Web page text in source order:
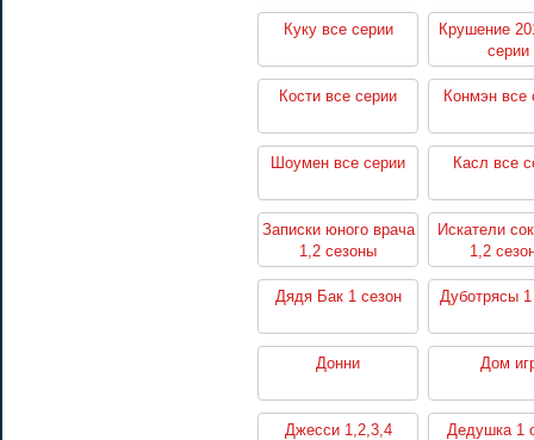
Куку все серии
Крушение
серии
Кости все серии Конмэн все
Шоумен все серии Касл все
Записки юного врача
1,2 сезоны
Искатели
1,2
Дядя Бак 1 сезон Дуботрясы 1
Донни Дом
Джесси 1,2,3,4
Дедушка 1